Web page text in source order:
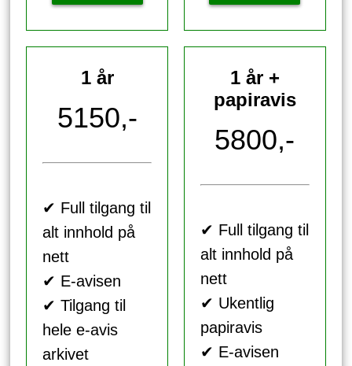
1 år
5150,-
✔ Full tilgang til
alt innhold på
nett
✔ E-avisen
✔ Tilgang til
hele e-avis
arkivet
1 år +
papiravis
5800,-
✔ Full tilgang til
alt innhold på
nett
✔ Ukentlig
papiravis
✔ E-avisen